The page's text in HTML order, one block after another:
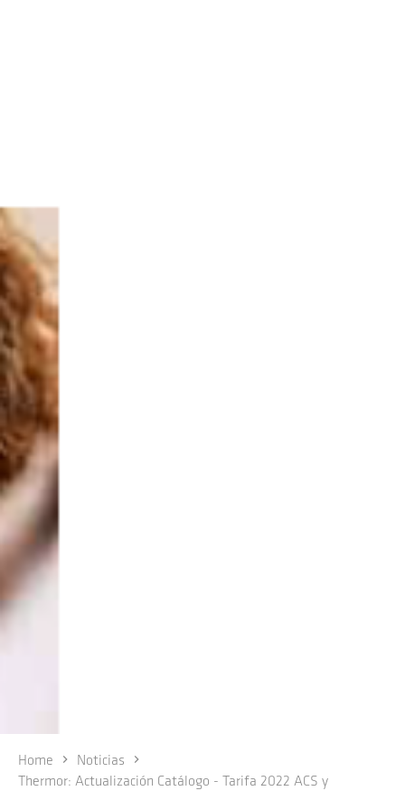
Home
Noticias
Thermor: Actualización Catálogo - Tarifa 2022 ACS y